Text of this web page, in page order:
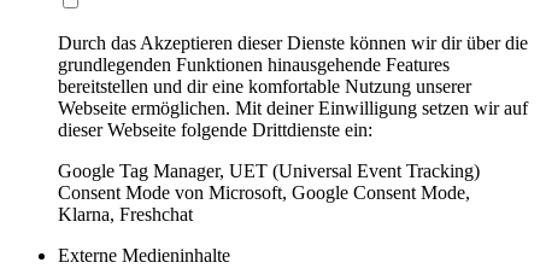
Durch das Akzeptieren dieser Dienste können wir dir über die
grundlegenden Funktionen hinausgehende Features
bereitstellen und dir eine komfortable Nutzung unserer
Webseite ermöglichen. Mit deiner Einwilligung setzen wir auf
dieser Webseite folgende Drittdienste ein:
Google Tag Manager, UET (Universal Event Tracking)
Consent Mode von Microsoft, Google Consent Mode,
Klarna, Freshchat
Externe Medieninhalte